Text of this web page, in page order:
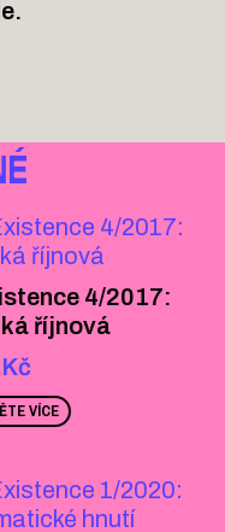
4/2017:
říjnová
Kč
VÍCE